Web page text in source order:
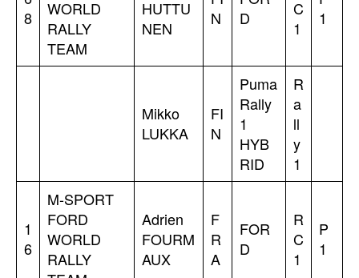
8
WORLD
RALLY
TEAM
HUTTU
NEN
N
D
C
1
1
Mikko
LUKKA
FI
N
Puma
Rally
1
HYB
RID
R
a
ll
y
1
1
6
M-SPORT
FORD
WORLD
RALLY
Adrien
FOURM
AUX
F
R
A
FOR
D
R
C
1
P
1